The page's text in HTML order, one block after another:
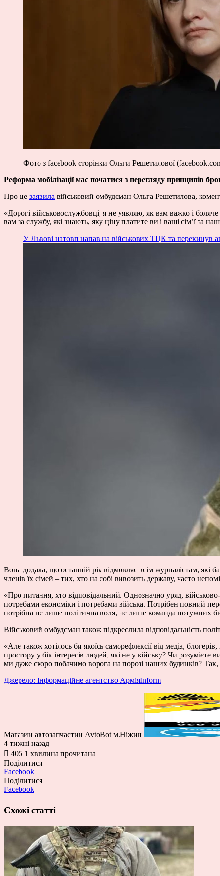
Фото з facebook сторінки Ольги Решетилової
Реформа мобілізації має початися з перегляду принципів
Про це заявила військовий омбудсман Ольга Решетилова,
«Дорогі військовослужбовці, я не уявляю, як вам важко і
вам за службу, які знають, яку ціну платите ви і ваші сімʼї
У Львові натовп напав на військових ТЦК та перекинув
Вона додала, що останній рік відмовляє всім журналістам, які
членів їх сімей – тих, хто на собі вивозить державу, часто
«Про питання, хто відповідальний. Однозначно уряд,
потребами економіки і потребами війська. Потрібен повний
потрібна не лише політична воля, не лише команда потужних
Військовий омбудсман також підкреслила відповідальність
«Але також хотілось би якоїсь саморефлексії від медіа,
простору у бік інтересів людей, які не у війську? Чи розумієте
ми дуже скоро побачимо ворога на порозі наших будинків?
Джерело: Інформаційне агентство АрміяInform
Магазин автозапчастин AvtoBot м.Ніжин
4 тижні назад
405 1 хвилина прочитана
Поділитися
Facebook
Поділитися
Facebook
Схожі статті